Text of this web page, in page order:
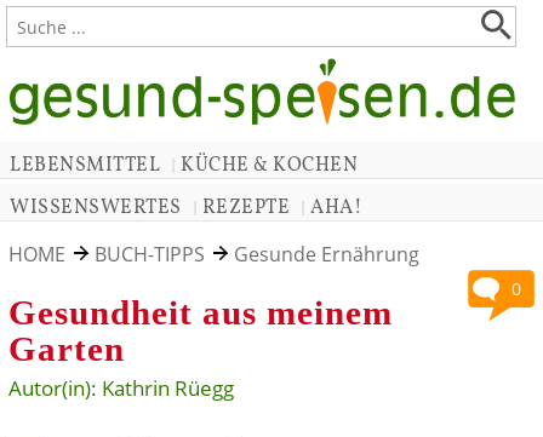
LEBENSMITTEL
KÜCHE & KOCHEN
WISSENSWERTES
REZEPTE
AHA!
HOME
BUCH-TIPPS Gesunde Ernährung
0
Gesundheit aus meinem
Garten
Autor(in): Kathrin Rüegg